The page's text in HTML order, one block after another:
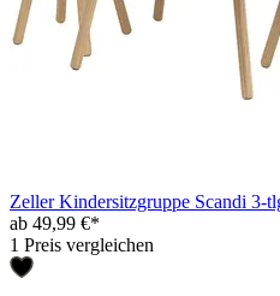
Zeller Kindersitzgruppe Scandi 3-
ab 49,99 €*
1 Preis vergleichen